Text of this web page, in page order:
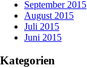
September 2015
August 2015
Juli 2015
Juni 2015
Kategorien